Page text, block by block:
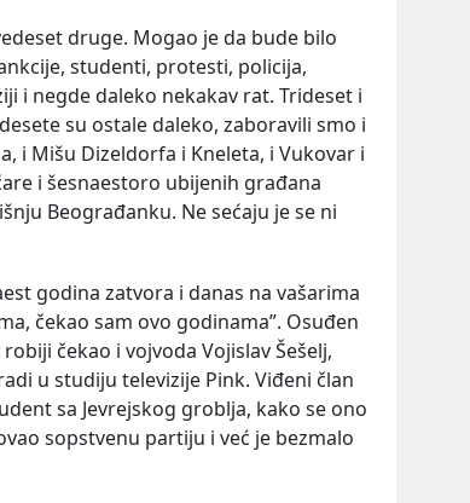
druge. Mogao je da bude bilo
studenti, protesti, policija,
i negde daleko nekakav rat. Trideset i
su ostale daleko, zaboravili smo i
i Mišu Dizeldorfa i Kneleta, i Vukovar i
i šesnaestoro ubijenih građana
Beograđanku. Ne sećaju je se ni
godina zatvora i danas na vašarima
čekao sam ovo godinama”. Osuđen
čekao i vojvoda Vojislav Šešelj,
u studiju televizije Pink. Viđeni član
sa Jevrejskog groblja, kako se ono
sopstvenu partiju i već je bezmalo